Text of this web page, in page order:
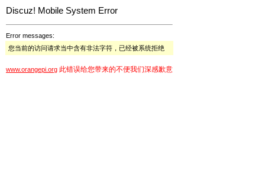
Discuz! Mobile System Error
Error messages:
您当前的访问请求当中含有非法字符，已经被系统拒绝
www.orangepi.org 此错误给您带来的不便我们深感歉意